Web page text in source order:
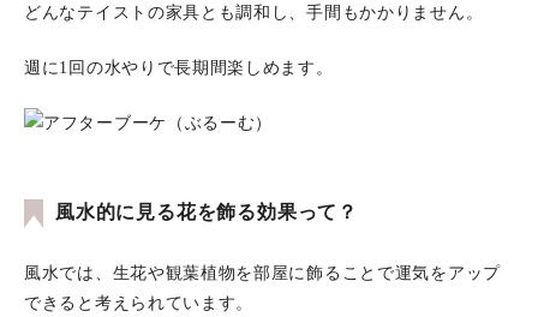
どんなテイストの家具とも調和し、手間もかかりません。
週に1回の水やりで長期間楽しめます。
風水的に見る花を飾る効果って？
風水では、生花や観葉植物を部屋に飾ることで運気をアップ
できると考えられています。